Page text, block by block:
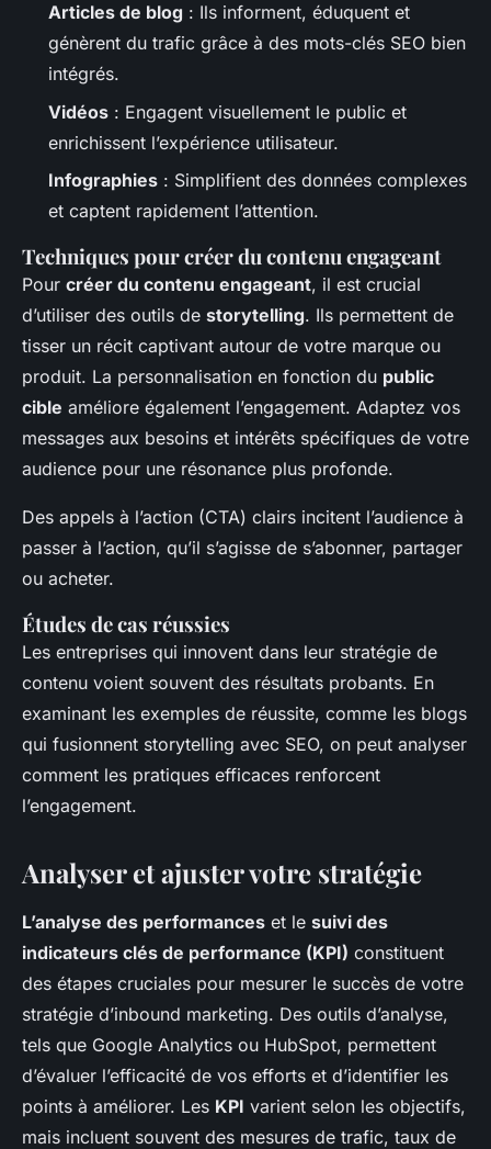
Articles de blog : Ils informent, éduquent et
génèrent du trafic grâce à des mots-clés SEO bien
intégrés.
Vidéos : Engagent visuellement le public et
enrichissent l’expérience utilisateur.
Infographies : Simplifient des données complexes
et captent rapidement l’attention.
Techniques pour créer du contenu engageant
Pour créer du contenu engageant, il est crucial
d’utiliser des outils de storytelling. Ils permettent de
tisser un récit captivant autour de votre marque ou
produit. La personnalisation en fonction du public
cible améliore également l’engagement. Adaptez vos
messages aux besoins et intérêts spécifiques de votre
audience pour une résonance plus profonde.
Des appels à l’action (CTA) clairs incitent l’audience à
passer à l’action, qu’il s’agisse de s’abonner, partager
ou acheter.
Études de cas réussies
Les entreprises qui innovent dans leur stratégie de
contenu voient souvent des résultats probants. En
examinant les exemples de réussite, comme les blogs
qui fusionnent storytelling avec SEO, on peut analyser
comment les pratiques efficaces renforcent
l’engagement.
Analyser et ajuster votre stratégie
L’analyse des performances et le suivi des
indicateurs clés de performance (KPI) constituent
des étapes cruciales pour mesurer le succès de votre
stratégie d’inbound marketing. Des outils d’analyse,
tels que Google Analytics ou HubSpot, permettent
d’évaluer l’efficacité de vos efforts et d’identifier les
points à améliorer. Les KPI varient selon les objectifs,
mais incluent souvent des mesures de trafic, taux de